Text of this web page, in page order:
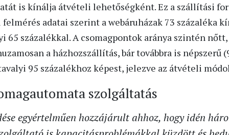
is kínálja átvételi lehetőségként. Ez a szállítási
adatai szerint a webáruházak 73 százaléka
65 százalékkal. A csomagpontok aránya szintén
a házhozszállítás, bár továbbra is népszerű
95 százalékhoz képest, jelezve az átvételi
szolgáltatás
egyértelműen hozzájárult ahhoz, hogy idén